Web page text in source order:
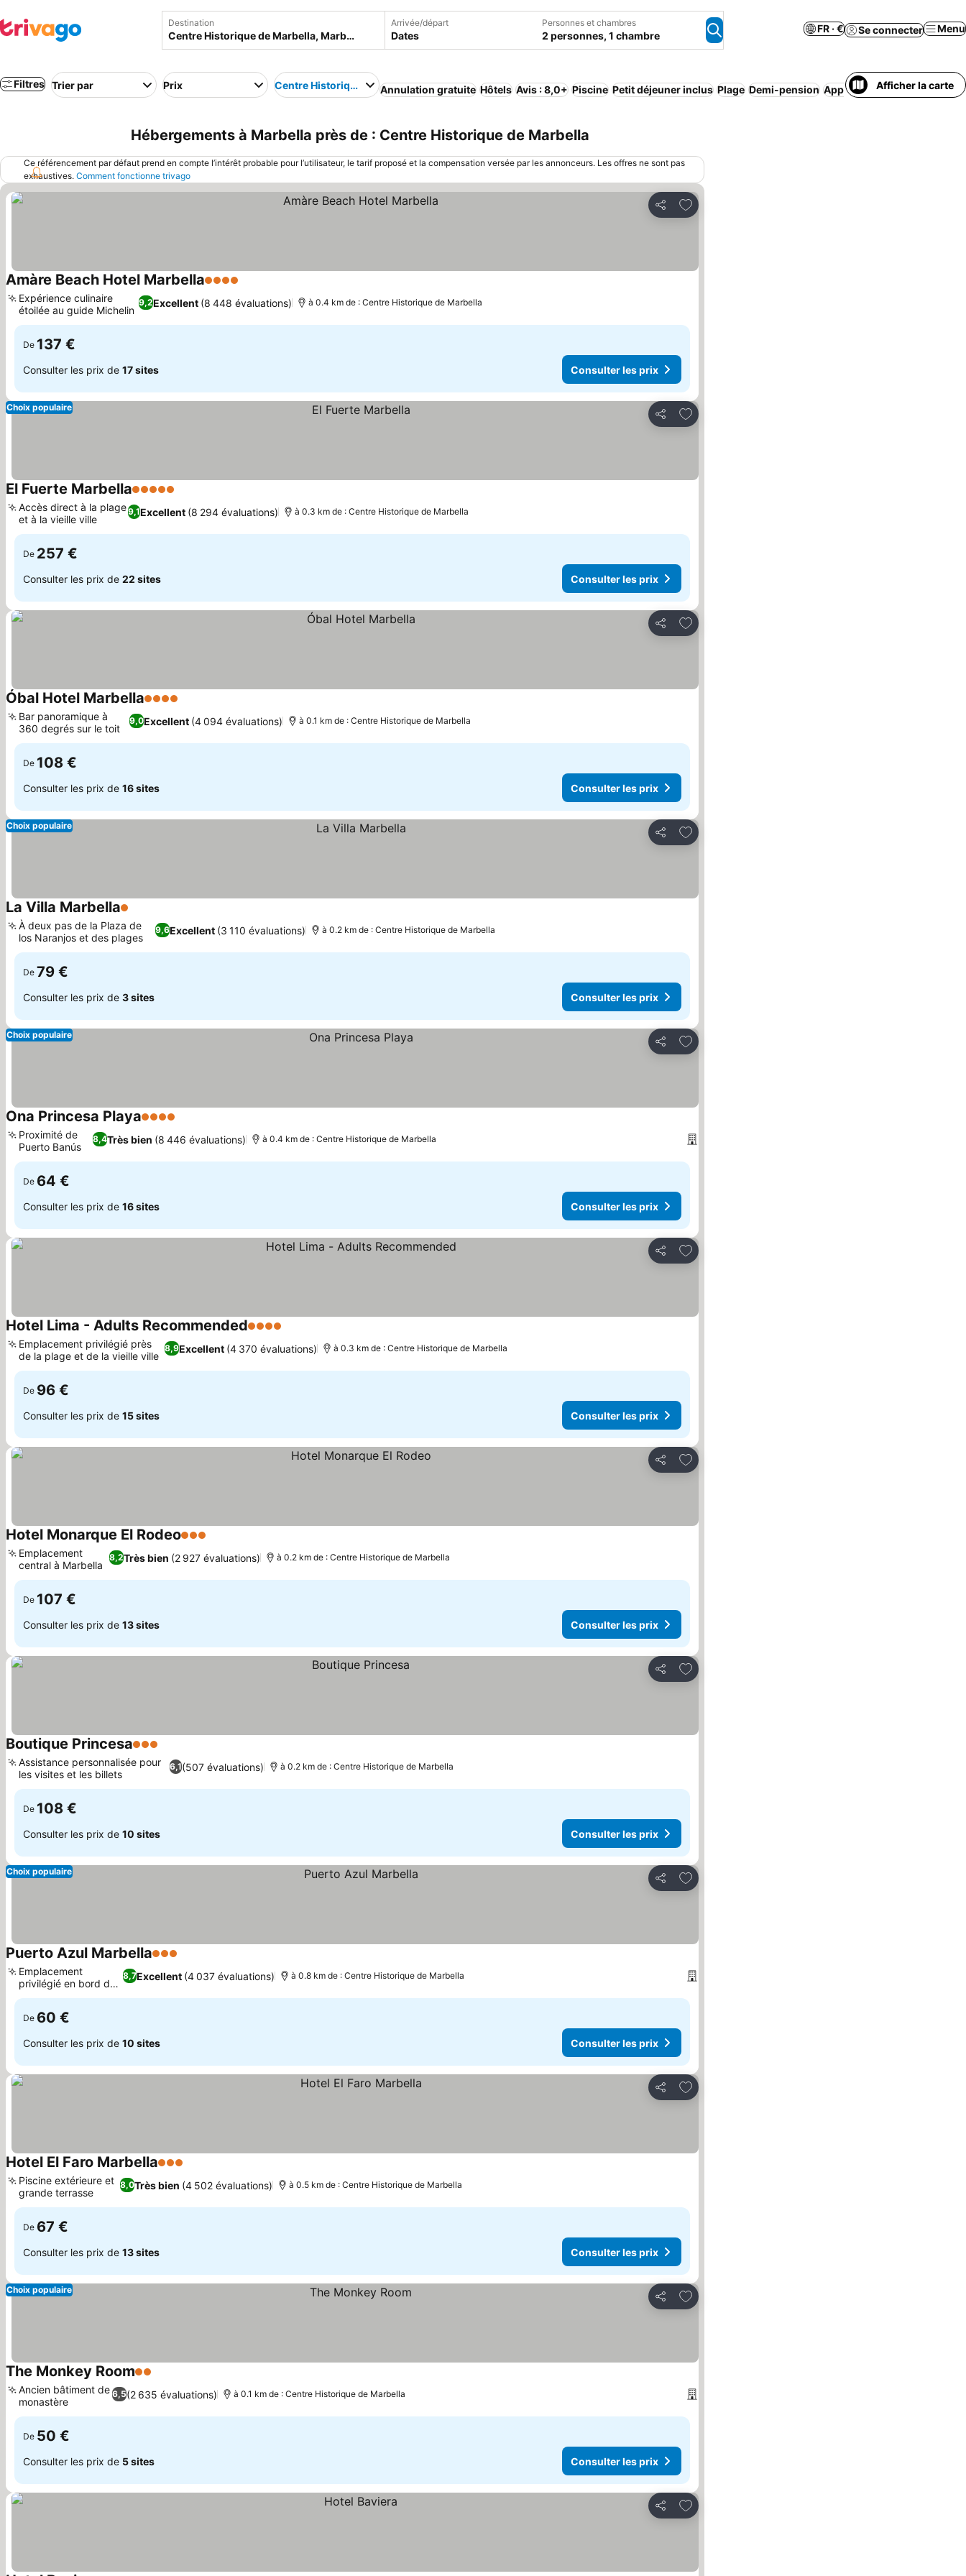
Destination Arrivée/départ
Dates
Personnes et chambres
2 personnes, 1 chambre
FR · € Se connecter Menu
Filtres Trier par Prix Centre Historique de MarbellaAnnulation gratuite Hôtels Avis : 8,0+ Piscine Petit déjeuner inclus Plage Demi-pension Appart’hôtel Complexe
Afficher la carte
Hébergements à Marbella près de : Centre Historique de Marbella
Ce référencement par défaut prend en compte l’intérêt probable pour l’utilisateur, le tarif proposé et la compensation versée par les annonceurs. Les offres ne sont pas
exhaustives. Comment fonctionne trivago
Partager
Ajouter à mes favoris
Amàre Beach Hotel Marbella4 Étoiles
9,2Excellent (8 448 évaluations)
Expérience culinaire
étoilée au guide Michelin
à 0.4 km de : Centre Historique de Marbella
De 137 €
Consulter les prix de 17 sites Consulter les prix
Partager
Ajouter à mes favoris
Choix populaire
El Fuerte Marbella5 Étoiles
9,1Excellent (8 294 évaluations)
Accès direct à la plage
et à la vieille ville
à 0.3 km de : Centre Historique de Marbella
De 257 €
Consulter les prix de 22 sites Consulter les prix
Partager
Ajouter à mes favoris
Óbal Hotel Marbella4 Étoiles
9,0Excellent (4 094 évaluations)
Bar panoramique à
360 degrés sur le toit
à 0.1 km de : Centre Historique de Marbella
De 108 €
Consulter les prix de 16 sites Consulter les prix
Partager
Ajouter à mes favoris
Choix populaire
La Villa Marbella1 Étoiles
9,6Excellent (3 110 évaluations)
À deux pas de la Plaza de
los Naranjos et des plages
à 0.2 km de : Centre Historique de Marbella
De 79 €
Consulter les prix de 3 sites Consulter les prix
Partager
Ajouter à mes favoris
Choix populaire
Ona Princesa Playa4 Étoiles
8,4Très bien (8 446 évaluations)
Proximité de
Puerto Banús
à 0.4 km de : Centre Historique de Marbella
De 64 €
Consulter les prix de 16 sites Consulter les prix
Partager
Ajouter à mes favoris
Hotel Lima - Adults Recommended4 Étoiles
8,9Excellent (4 370 évaluations)
Emplacement privilégié près
de la plage et de la vieille ville
à 0.3 km de : Centre Historique de Marbella
De 96 €
Consulter les prix de 15 sites Consulter les prix
Partager
Ajouter à mes favoris
Hotel Monarque El Rodeo3 Étoiles
8,2Très bien (2 927 évaluations)
Emplacement
central à Marbella
à 0.2 km de : Centre Historique de Marbella
De 107 €
Consulter les prix de 13 sites Consulter les prix
Partager
Ajouter à mes favoris
Boutique Princesa3 Étoiles
6,1(507 évaluations)
Assistance personnalisée pour
les visites et les billets
à 0.2 km de : Centre Historique de Marbella
De 108 €
Consulter les prix de 10 sites Consulter les prix
Partager
Ajouter à mes favoris
Choix populaire
Puerto Azul Marbella3 Étoiles
8,7Excellent (4 037 évaluations)
Emplacement
privilégié en bord de
mer
à 0.8 km de : Centre Historique de Marbella
De 60 €
Consulter les prix de 10 sites Consulter les prix
Partager
Ajouter à mes favoris
Hotel El Faro Marbella3 Étoiles
8,0Très bien (4 502 évaluations)
Piscine extérieure et
grande terrasse
à 0.5 km de : Centre Historique de Marbella
De 67 €
Consulter les prix de 13 sites Consulter les prix
Partager
Ajouter à mes favoris
Choix populaire
The Monkey Room2 Étoiles
6,5(2 635 évaluations)
Ancien bâtiment de
monastère
à 0.1 km de : Centre Historique de Marbella
De 50 €
Consulter les prix de 5 sites Consulter les prix
Partager
Ajouter à mes favoris